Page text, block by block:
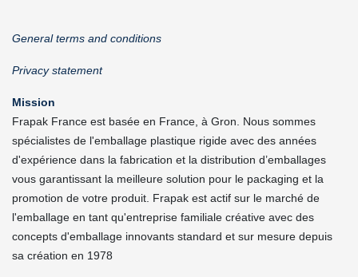
General terms and conditions
Privacy statement
Mission
Frapak France est basée en France, à Gron. Nous sommes
spécialistes de l'emballage plastique rigide avec des années
d'expérience dans la fabrication et la distribution d’emballages
vous garantissant la meilleure solution pour le packaging et la
promotion de votre produit. Frapak est actif sur le marché de
l'emballage en tant qu'entreprise familiale créative avec des
concepts d'emballage innovants standard et sur mesure depuis
sa création en 1978